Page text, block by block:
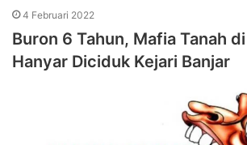
4 Februari 2022
Buron 6 Tahun, Mafia Tanah
Hanyar Diciduk Kejari Banjar